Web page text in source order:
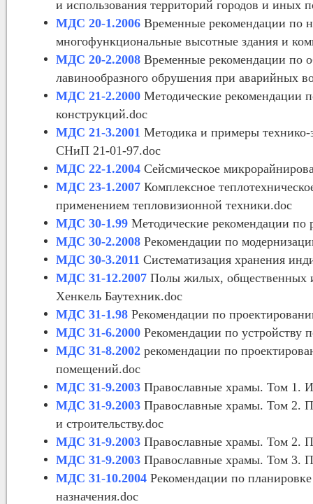
и использования территорий городов и иных
МДС 20-1.2006 Временные рекомендации по
многофункциональные высотные здания и
МДС 20-2.2008 Временные рекомендации по
лавинообразного обрушения при аварийных
МДС 21-2.2000 Методические рекомендации
конструкций.doc
МДС 21-3.2001 Методика и примеры
СНиП 21-01-97.doc
МДС 22-1.2004 Сейсмическое
МДС 23-1.2007 Комплексное
применением тепловизионной техники.doc
МДС 30-1.99 Методические рекомендации по
МДС 30-2.2008 Рекомендации по
МДС 30-3.2011 Систематизация хранения
МДС 31-12.2007 Полы жилых, общественных
Хенкель Баутехник.doc
МДС 31-1.98 Рекомендации по
МДС 31-6.2000 Рекомендации по устройству
МДС 31-8.2002 рекомендации по
помещений.doc
МДС 31-9.2003 Православные храмы. Том 1.
МДС 31-9.2003 Православные храмы. Том 2.
и строительству.doc
МДС 31-9.2003 Православные храмы. Том 2.
МДС 31-9.2003 Православные храмы. Том 3.
МДС 31-10.2004 Рекомендации по
назначения.doc